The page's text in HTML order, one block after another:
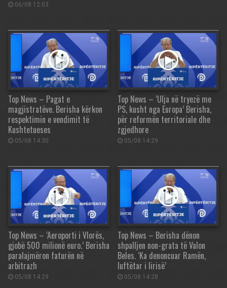
06/08 12:03
Top News – Pagat e
magjistratëve. Berisha kërkon
respektimin e vendimit të
Kushtetueses
05/08 14:30
Top News – ‘Ulja në tryezë me
PS, kusht nga Europa’ Berisha,
për reformën territoriale dhe
zgjedhore
05/08 14:29
Top News – ‘Aeroporti i Vlorës,
gjobë 500 milionë euro.’ Berisha
paralajmëron faturën në
arbitrazh
05/08 14:29
Top News – Berisha dënon
shpalljen non-grata të Valon
Beles. ‘Ka denoncuar Ramën,
luftëtar i lirisë’
05/08 14:28